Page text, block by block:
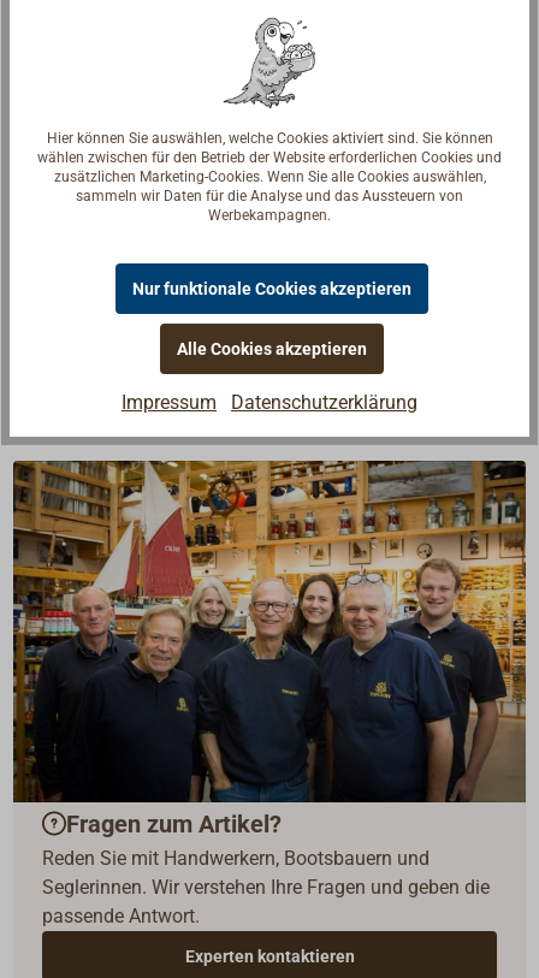
Montagefehler am Petroleumbrenner kommt,
möchten wir an dieser Stelle nochmals darauf
hinweisen, dass bei Arbeiten am Brenner immer
darauf zu achten ist, dass der Spindelring in der
richtigen Einbaulage montiert ist.
Weiter unten auf dieser Seite finden Sie unter
„Download“ eine PDF-Datei, in der die korrekte
Montage des Spindelringes beschrieben ist.
Downloads
PDF Der korrekte Einbau des Spindelringes
Fragen zum Artikel?
Reden Sie mit Handwerkern, Bootsbauern und
Seglerinnen. Wir verstehen Ihre Fragen und geben die
passende Antwort.
Experten kontaktieren
Hier können Sie auswählen, welche Cookies aktiviert sind. Sie können
wählen zwischen für den Betrieb der Website erforderlichen Cookies und
zusätzlichen Marketing-Cookies. Wenn Sie alle Cookies auswählen,
sammeln wir Daten für die Analyse und das Aussteuern von
Werbekampagnen.
Nur funktionale Cookies akzeptieren
Alle Cookies akzeptieren
Impressum Datenschutzerklärung